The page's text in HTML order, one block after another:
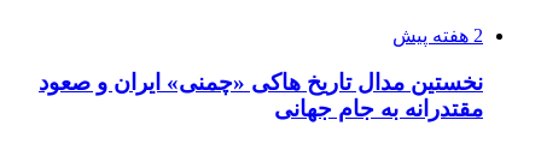
2 هفته پیش
نخستین مدال تاریخ هاکی «چمنی» ایران و صعود
مقتدرانه به جام جهانی